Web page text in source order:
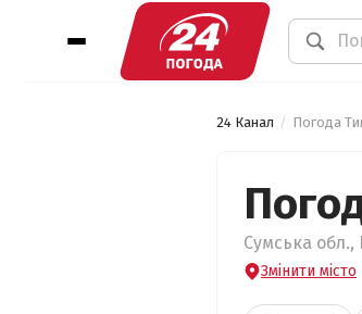
24 Канал Погода
Сумська обл.,
Змінити місто